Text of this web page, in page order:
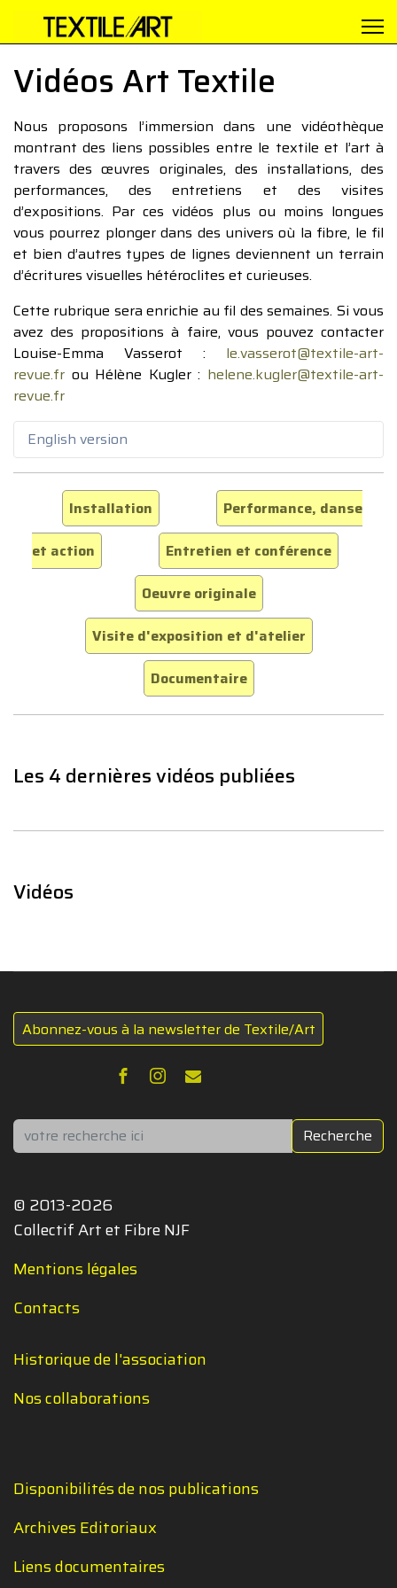
Vidéos Art Textile
Nous proposons l’immersion dans une vidéothèque
montrant des liens possibles entre le textile et l’art à
travers des œuvres originales, des installations, des
performances, des entretiens et des visites
d’expositions. Par ces vidéos plus ou moins longues
vous pourrez plonger dans des univers où la fibre, le fil
et bien d’autres types de lignes deviennent un terrain
d’écritures visuelles hétéroclites et curieuses.
Cette rubrique sera enrichie au fil des semaines. Si vous
avez des propositions à faire, vous pouvez contacter
Louise-Emma Vasserot : le.vasserot@textile-art-
revue.fr ou Hélène Kugler : helene.kugler@textile-art-
revue.fr
English version
Installation
Performance, danse
et action
Entretien et conférence
Oeuvre originale
Visite d'exposition et d'atelier
Documentaire
Les 4 dernières vidéos publiées
Vidéos
Abonnez-vous à la newsletter de Textile/Art
Rechercher Recherche
© 2013-2026
Collectif Art et Fibre NJF
Mentions légales
Contacts
Historique de l'association
Nos collaborations
Disponibilités de nos publications
Archives Editoriaux
Liens documentaires